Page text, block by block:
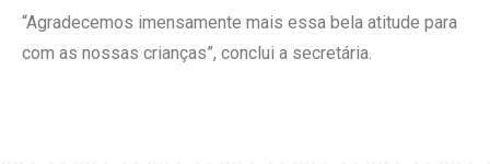
“Agradecemos imensamente mais essa bela atitude para
com as nossas crianças”, conclui a secretária.